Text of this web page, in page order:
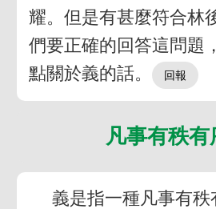
耀。但是有甚麼符合林
們要正確的回答這問題
點關於義的話。
凡事有秩有
義是指一種凡事有秩